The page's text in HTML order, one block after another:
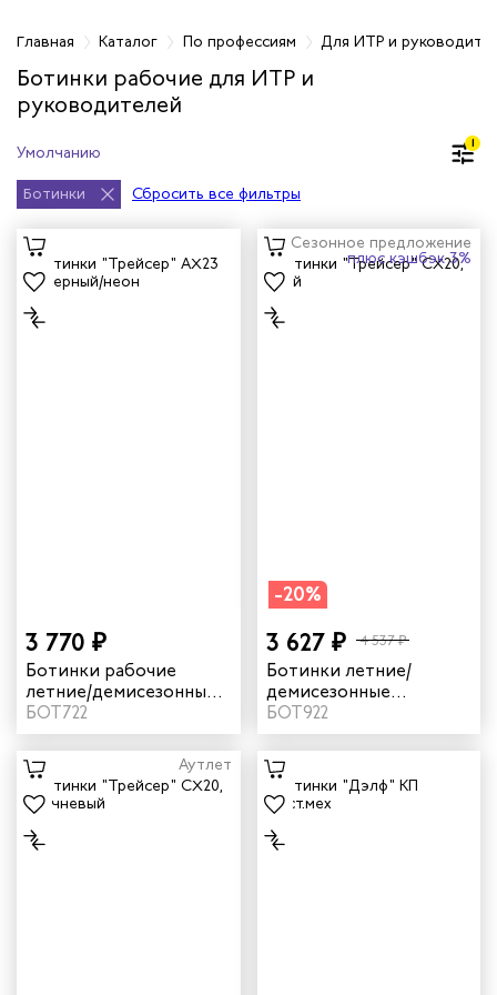
работников
Главная Каталог По профессиям Для ИТР и
Ботинки рабочие для ИТР и
руководителей
1
Ботинки Сбросить все фильтры
3 770 ₽
Ботинки рабочие
летние/демисезонные
"Трейсер" AX23 с КП
цвет черный/неоновый
БОТ722
Сезонное предложение
плюс кэшбэк 3%
-20%
3 627 ₽ 4 537 ₽
Ботинки летние/
демисезонные
"Трейсер" CX20 цвет
серый
БОТ922
Аутлет